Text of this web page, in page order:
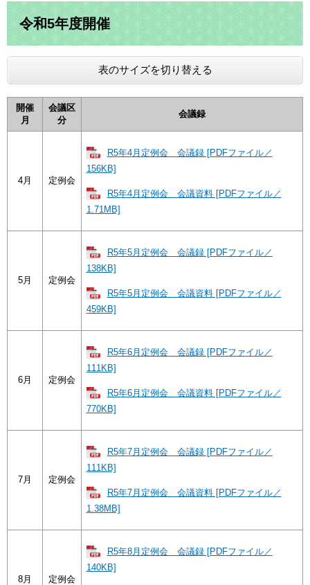
令和5年度開催
表のサイズを切り替える
開催
月
会議区
分
会議録
4月 定例会
R5年4月定例会 会議録 [PDFファイル／
156KB]
R5年4月定例会 会議資料 [PDFファイル／
1.71MB]
5月 定例会
R5年5月定例会 会議録 [PDFファイル／
138KB]
R5年5月定例会 会議資料 [PDFファイル／
459KB]
6月 定例会
R5年6月定例会 会議録 [PDFファイル／
111KB]
R5年6月定例会 会議資料 [PDFファイル／
770KB]
7月 定例会
R5年7月定例会 会議録 [PDFファイル／
111KB]
R5年7月定例会 会議資料 [PDFファイル／
1.38MB]
8月 定例会
R5年8月定例会 会議録 [PDFファイル／
140KB]